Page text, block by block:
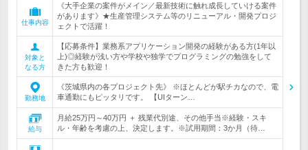
仕事内容
《大手企業の案件がメイン／最新技術に触れ成長していける案件
があります》★生産管理システム等のリニューアル・開発プロジ
ェクトで活躍！
対象と
なる方
【応募条件】業務系アプリケーション開発の経験がある方(1年以
上)◎経験が浅い方や学校や独学でプログラミングの勉強をして
きた方も歓迎！
勤務地
《茨城県内の各プロジェクト先》 ※ほとんどが駅チカなので、電
車通勤にもピッタリです。 【UIターン…
給与
月給25万円～40万円 ＋ 残業代別途、その他手当※経験・スキ
ル・年齢を考慮の上、決定します。※試用期間：3か月（待…